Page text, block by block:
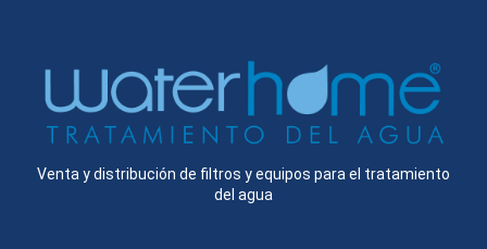
Venta y distribución de filtros y equipos para el tratamiento
del agua